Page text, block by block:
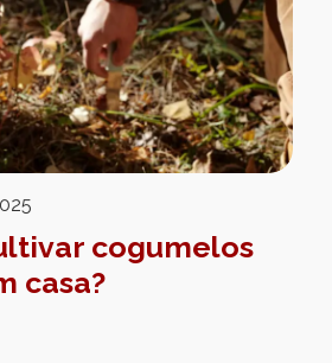
cogumelos
casa?